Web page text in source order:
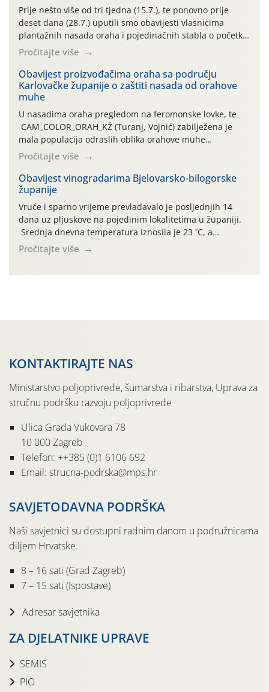
Prije nešto više od tri tjedna (15.7.), te ponovno prije
deset dana (28.7.) uputili smo obavijesti vlasnicima
plantažnih nasada oraha i pojedinačnih stabla o početku
leta i ovogodišnjoj potrebi usmjerenog suzbijanja
orahove muhe (Rhagoletis completa)! Već dvanaest dana
traje drugi ovogodišnji “toplinski udar”, koji naročito
izražen zadnja šest dana (31.7.-05.8.), jer najviše
temperature zraka svakodnevno […]
Pročitajte više
Obavijest proizvođačima oraha sa području
Karlovačke županije o zaštiti nasada od orahove
muhe
U nasadima oraha pregledom na feromonske lovke, te
CAM_COLOR_ORAH_KŽ (Turanj, Vojnić) zabilježena je
mala populacija odraslih oblika orahove muhe
(Rhagoletis completa). Niska brojnost može se objasniti
činjenicom da je riječ o mladim nasadima s vrlo malim
urodom, što je povezano i s manjim brojem prezimjelih
jedinki. U starijim nasadima, na žutim ljepljivim Rebell
pločama s […]
Pročitajte više
Obavijest vinogradarima Bjelovarsko-bilogorske
županije
Vruće i sparno vrijeme prevladavalo je posljednjih 14
dana uz pljuskove na pojedinim lokalitetima u županiji.
Srednja dnevna temperatura iznosila je 23 ˚C, a
maksimalne su posljednjih dana dosezale do 35 ˚C.
Simptome plamenjače vinove loze (Plasmoparas
Pročitajte više
KONTAKTIRAJTE NAS
Ministarstvo poljoprivrede, šumarstva i ribarstva, Uprava za
stručnu podršku razvoju poljoprivrede
Ulica Grada Vukovara 78
10 000 Zagreb
Telefon: ++385 (0)1 6106 692
Email: strucna-podrska@mps.hr
SAVJETODAVNA PODRŠKA
Naši savjetnici su dostupni radnim danom u podružnicama
diljem Hrvatske.
8 – 16 sati (Grad Zagreb)
7 – 15 sati (Ispostave)
Adresar savjetnika
ZA DJELATNIKE UPRAVE
SEMIS
PIO